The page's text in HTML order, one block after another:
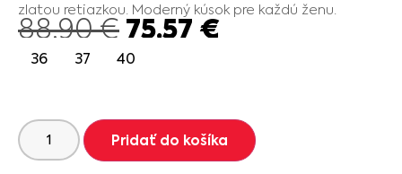
zlatou retiazkou. Moderný kúsok pre každú ženu.
88.90€ 75.57 €
36 37 40
Pridať do košíka